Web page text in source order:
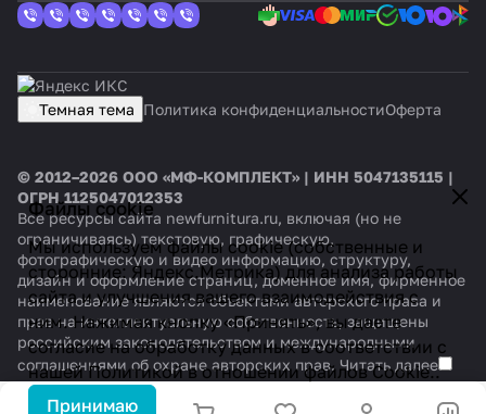
Файлы cookie
Мы используем файлы cookie (собственные и
сторонние: Яндекс.Метрика) для анализа работы
сайта и улучшения вашего взаимодействия с
ним. Нажимая кнопку «Принять», вы даете
согласие на обработку данных в соответствии с
нашейПолитикой в отношении файлов Cookie..
Принимаю
Темная тема Политика конфиденциальностиОферта
© 2012–2026 ООО «МФ-КОМПЛЕКТ» | ИНН 5047135115 |
ОГРН 1125047012353
Все ресурсы сайта newfurnitura.ru, включая (но не
ограничиваясь) текстовую, графическую,
фотографическую и видео информацию, структуру,
дизайн и оформление страниц, доменное имя, фирменное
наименование являются объектами авторского права и
прав на интеллектуальную собственность, защищены
российским законодательством и международными
соглашениями об охране авторских прав. Читать далее